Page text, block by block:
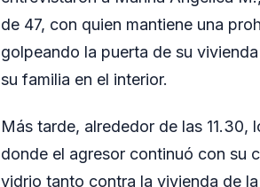
de 47, con quien mantiene una
golpeando la puerta de su
su familia en el interior.
Más tarde, alrededor de las 11.30,
donde el agresor continuó con su
vidrio tanto contra la vivienda de